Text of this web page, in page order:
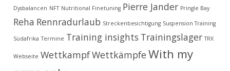
Dysbalancen NFT Nutritional Finetuning Pierre Jander Pringle Bay
Reha Rennradurlaub Streckenbesichtigung Suspension Training
Südafrika Termine Training insights Trainingslager TRX
Webseite WettkampfWettkämpfeWith my